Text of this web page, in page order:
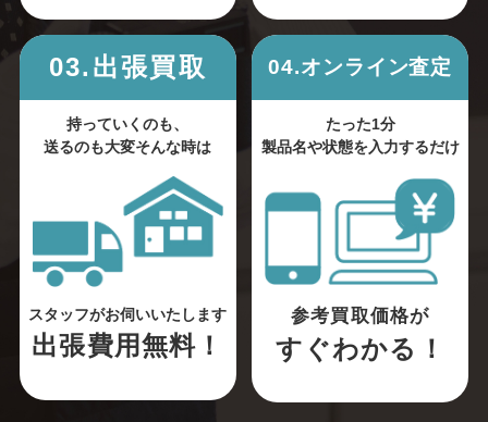
03.出張買取
持っていくのも、
送るのも大変そんな時は
スタッフがお伺いいたします
出張費用無料！
04.オンライン査定
たった1分
製品名や状態を入力するだけ
参考買取価格が
すぐわかる！